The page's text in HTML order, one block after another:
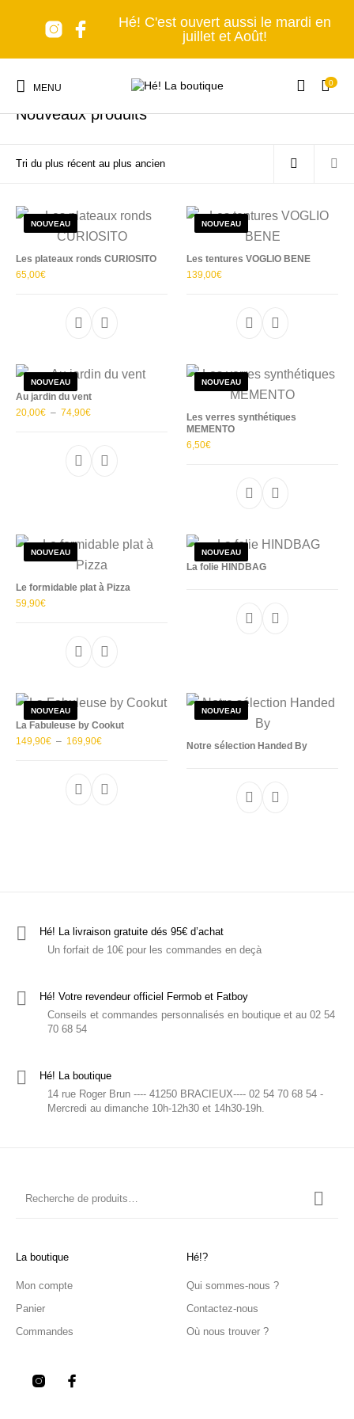
Hé! C'est ouvert aussi le mardi en
juillet et Août!
MENU 0
Nouveaux produits Les accessoires A table! Tous en cuisine
C'est ludique!
Accueil / La boutique
Nouveaux produits
NOUVEAU
Les plateaux ronds CURIOSITO
65,00€
Ce produit a plusieurs variations. Les options
NOUVEAU
Les tentures VOGLIO BENE
139,00€
Ce produit a
NOUVEAU
Au jardin du vent
20,00€ – 74,90€Plage de prix : 20,00€ à 74,90€
Ce produit a plusieurs variations. Les options
NOUVEAU
Les verres synthétiques
MEMENTO
6,50€
Ce produit a
NOUVEAU
Le formidable plat à Pizza
59,90€
Ce produit a plusieurs variations. Les options
NOUVEAU
La folie HINDBAG
NOUVEAU
La Fabuleuse by Cookut
149,90€ – 169,90€Plage de prix : 149,90€ à 169,90€
Ce produit a plusieurs variations. Les options
NOUVEAU
Notre sélection Handed By
Hé! La livraison gratuite dés 95€ d’achat
Un forfait de 10€ pour les commandes en deçà
Hé! Votre revendeur officiel Fermob et Fatboy
Conseils et commandes personnalisés en boutique et au 02 54
70 68 54
Hé! La boutique
14 rue Roger Brun ---- 41250 BRACIEUX---- 02 54 70 68 54 -
Mercredi au dimanche 10h-12h30 et 14h30-19h.
La boutique
Mon compte
Panier
Commandes
Hé!?
Qui sommes-nous ?
Contactez-nous
Où nous trouver ?